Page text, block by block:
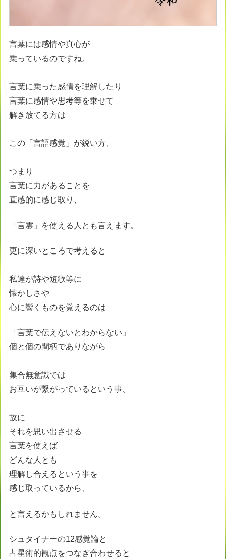
言葉には感情や真心が
乗っているのですね。
言葉に乗った感情を理解したり
言葉に感情や思考等を乗せて
解き放てる方は
この「言語感覚」が鋭い方、
つまり
言葉に力があることを
直感的に感じ取り、
「言霊」を使える人とも言えます。
更に深いところで考えると
私達が詩や短歌等に
懐かしさや
心に響くものを覚えるのは
「言葉で伝えないとわからない」
個と個の間柄でありながら
集合無意識では
お互いが繋がっているという事、
故に
それを思い出させる
言葉を使えば
どんな人とも
理解し合えるという事を
感じ取っているから、
と言えるかもしれません。
シュタイナーの12感覚論と
占星術的観点をつなぎ合わせると